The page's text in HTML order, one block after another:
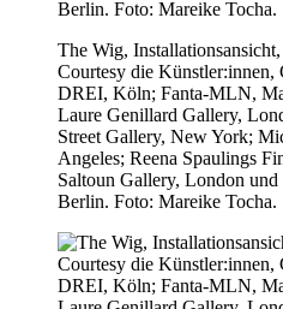
The Wig,
Courtesy die
DREI, Köln; Fanta-MLN,
Laure Genillard Gallery,
Street Gallery, New York;
Angeles; Reena Spaulings
Saltoun Gallery, London
Berlin. Foto: Mareike Tocha.